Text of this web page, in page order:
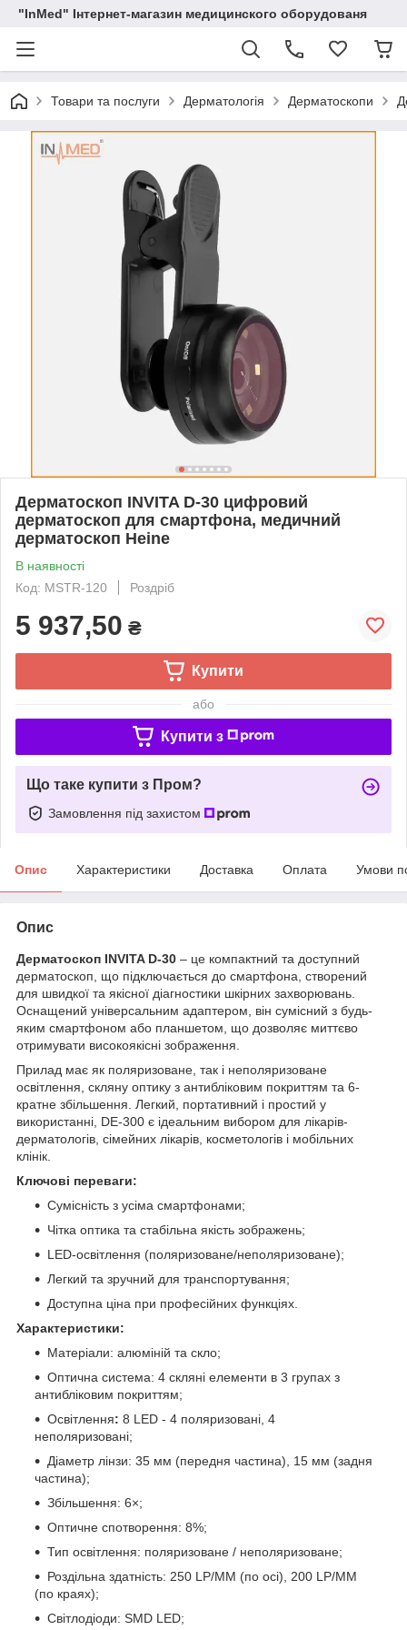
"InMed" Інтернет-магазин медицинского оборудованя
Товари та послуги Дерматологія Дерматоскопи
Дерматоскоп INVITA D-30 цифровий
дерматоскоп для смартфона, медичний
дерматоскоп Heine
В наявності
Код: MSTR-120
Роздріб
5 937,50 ₴
Купити
або
Купити з
Що таке купити з Пром?
Замовлення під захистом
Опис Характеристики Доставка Оплата Умови
Опис
Дерматоскоп INVITA D-30 – це компактний та доступний
дерматоскоп, що підключається до смартфона, створений
для швидкої та якісної діагностики шкірних захворювань.
Оснащений універсальним адаптером, він сумісний з будь-
яким смартфоном або планшетом, що дозволяє миттєво
отримувати високоякісні зображення.
Прилад має як поляризоване, так і неполяризоване
освітлення, скляну оптику з антибліковим покриттям та 6-
кратне збільшення. Легкий, портативний і простий у
використанні, DE-300 є ідеальним вибором для лікарів-
дерматологів, сімейних лікарів, косметологів і мобільних
клінік.
Ключові переваги:
Сумісність з усіма смартфонами;
Чітка оптика та стабільна якість зображень;
LED-освітлення (поляризоване/неполяризоване);
Легкий та зручний для транспортування;
Доступна ціна при професійних функціях.
Характеристики:
Матеріали: алюміній та скло;
Оптична система: 4 скляні елементи в 3 групах з
антибліковим покриттям;
Освітлення: 8 LED - 4 поляризовані, 4
неполяризовані;
Діаметр лінзи: 35 мм (передня частина), 15 мм (задня
частина);
Збільшення: 6×;
Оптичне спотворення: 8%;
Тип освітлення: поляризоване / неполяризоване;
Роздільна здатність: 250 LP/MM (по осі), 200 LP/MM
(по краях);
Світлодіоди: SMD LED;